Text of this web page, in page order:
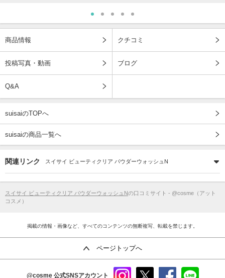
商品情報 クチコミ
投稿写真・動画 ブログ
Q&A
suisaiのTOPへ
suisaiの商品一覧へ
関連リンク スイサイ ビューティクリア パウダーウォッシュN
スイサイ ビューティクリア パウダーウォッシュNの口コミサイト - @cosme（アット
コスメ）
掲載の情報・画像など、すべてのコンテンツの無断複写、転載を禁じます。
ページトップへ
@cosme 公式SNSアカウント